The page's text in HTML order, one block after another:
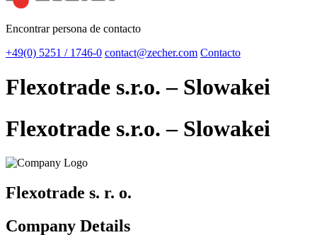
Encontrar persona de contacto
+49(0) 5251 / 1746-0 contact@zecher.com Contacto
Flexotrade s.r.o. – Slowakei
Flexotrade s.r.o. – Slowakei
Flexotrade s. r. o.
Company Details